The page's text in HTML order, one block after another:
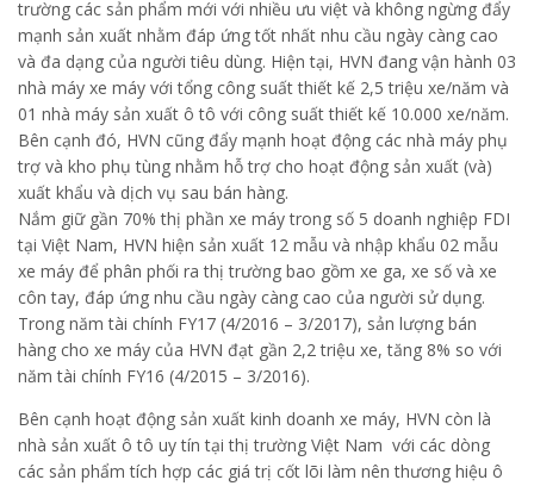
trường các sản phẩm mới với nhiều ưu việt và không ngừng đẩy
mạnh sản xuất nhằm đáp ứng tốt nhất nhu cầu ngày càng cao
và đa dạng của người tiêu dùng. Hiện tại, HVN đang vận hành 03
nhà máy xe máy với tổng công suất thiết kế 2,5 triệu xe/năm và
01 nhà máy sản xuất ô tô với công suất thiết kế 10.000 xe/năm.
Bên cạnh đó, HVN cũng đẩy mạnh hoạt động các nhà máy phụ
trợ và kho phụ tùng nhằm hỗ trợ cho hoạt động sản xuất (và)
xuất khẩu và dịch vụ sau bán hàng.
Nắm giữ gần 70% thị phần xe máy trong số 5 doanh nghiệp FDI
tại Việt Nam, HVN hiện sản xuất 12 mẫu và nhập khẩu 02 mẫu
xe máy để phân phối ra thị trường bao gồm xe ga, xe số và xe
côn tay, đáp ứng nhu cầu ngày càng cao của người sử dụng.
Trong năm tài chính FY17 (4/2016 – 3/2017), sản lượng bán
hàng cho xe máy của HVN đạt gần 2,2 triệu xe, tăng 8% so với
năm tài chính FY16 (4/2015 – 3/2016).
Bên cạnh hoạt động sản xuất kinh doanh xe máy, HVN còn là
nhà sản xuất ô tô uy tín tại thị trường Việt Nam với các dòng
các sản phẩm tích hợp các giá trị cốt lõi làm nên thương hiệu ô